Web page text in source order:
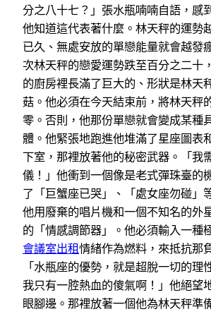
分之八十七？」張水瓶喃喃自語，感
他知道這代表著什麼。林天秤的運勢
已久、無處安放的單戀能量就會越發
次林天秤的戀愛運勢跌至百分之二十
的廚房裡長滿了巨大的、形狀是林天
菇。他必須在今天結束前，將林天秤
零。否則，他那份單戀就會變成某種
體。他緊張地跑進他堆滿了星座圖表
下室，那裡放著他的秘密武器。「我
儀！」他衝到一個像是老式彈珠臺的
了「巨蟹座已哭」、「處女座勿碰」
他用廢棄的唱片機和一個不知名的外
的「情感調節器」。他必須輸入一種
會議室出租情緒作為燃料，來抵抗那
「水瓶座的優勢，就是超脫一切的理
我只有一腔熱血的傻氣啊！」他絕望
眼腳邊。那裡放著一個他為林天秤準